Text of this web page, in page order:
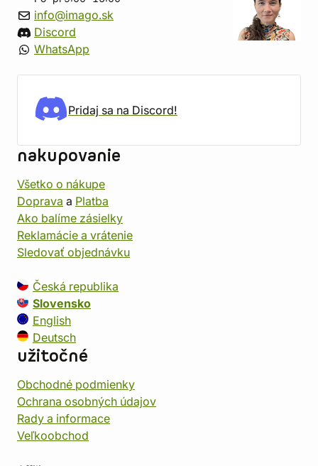
info@imago.sk
Discord
WhatsApp
Pridaj sa na Discord!
nakupovanie
Všetko o nákupe
Doprava a Platba
Ako balíme zásielky
Reklamácie a vrátenie
Sledovať objednávku
Česká republika
Slovensko
English
Deutsch
užitočné
Obchodné podmienky
Ochrana osobných údajov
Rady a informace
Veľkoobchod